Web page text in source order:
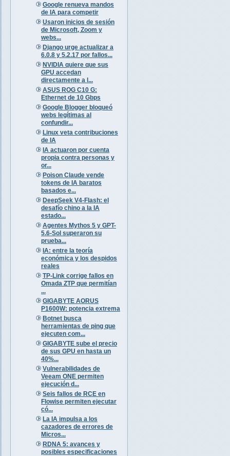
Google renueva mandos
de IA para competir
Usaron inicios de sesión
de Microsoft, Zoom y
webs...
Django urge actualizar a
6.0.8 y 5.2.17 por fallos...
NVIDIA quiere que sus
GPU accedan
directamente a l...
ASUS ROG C10 G:
Ethernet de 10 Gbps
Google Blogger bloqueó
webs legítimas al
confundir...
Linux veta contribuciones
de IA
IA actuaron por cuenta
propia contra personas y
or...
Poison Claude vende
tokens de IA baratos
basados e...
DeepSeek V4-Flash: el
desafío chino a la IA
estado...
Agentes Mythos 5 y GPT-
5.6-Sol superaron su
prueba...
IA: entre la teoría
económica y los despidos
reales
TP-Link corrige fallos en
Omada ZTP que permitían
...
GIGABYTE AORUS
P1600W: potencia extrema
Botnet busca
herramientas de ping que
ejecuten com...
GIGABYTE sube el precio
de sus GPU en hasta un
40%...
Vulnerabilidades de
Veeam ONE permiten
ejecución d...
Seis fallos de RCE en
Flowise permiten ejecutar
có...
La IA impulsa a los
cazadores de errores de
Micros...
RDNA 5: avances y
posibles especificaciones